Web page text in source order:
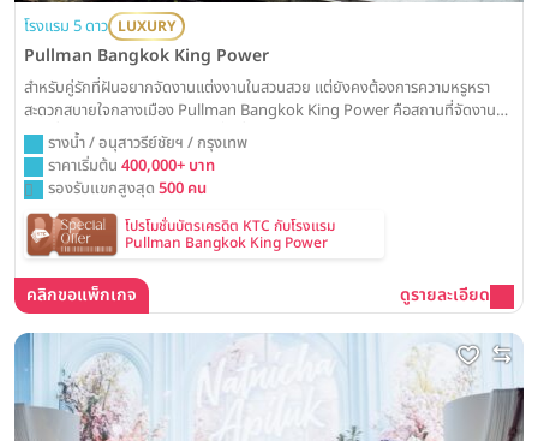
โรงแรม 5 ดาว LUXURY
Pullman Bangkok King Power
สำหรับคู่รักที่ฝันอยากจัดงานแต่งงานในสวนสวย แต่ยังคงต้องการความหรูหรา
สะดวกสบายใจกลางเมือง Pullman Bangkok King Power คือสถานที่จัดงาน
แต่งที่ตอบโจทย์อย่างลงตัว ด้วยพื้นที่สวนสวยบรรยากาศรีสอร์ทและห้องบอลรูมสุด
หรู พร้อมเปลี่ยนทุกความฝันให้กลายเป็นวันวิวาห์ที่น่าจดจำ
รางน้ำ / อนุสาวรีย์ชัยฯ / กรุงเทพ
ราคาเริ่มต้น 400,000+ บาท
รองรับแขกสูงสุด 500 คน
โปรโมชั่นบัตรเครดิต KTC กับโรงแรม
Pullman Bangkok King Power
คลิกขอแพ็กเกจ ดูรายละเอียด